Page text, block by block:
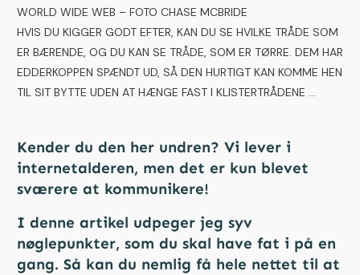
WORLD WIDE WEB – FOTO CHASE MCBRIDE
HVIS DU KIGGER GODT EFTER, KAN DU SE HVILKE TRÅDE SOM
ER BÆRENDE, OG DU KAN SE TRÅDE, SOM ER TØRRE. DEM HAR
EDDERKOPPEN SPÆNDT UD, SÅ DEN HURTIGT KAN KOMME HEN
TIL SIT BYTTE UDEN AT HÆNGE FAST I KLISTERTRÅDENE ...
Kender du den her undren? Vi lever i
internetalderen, men det er kun blevet
sværere at kommunikere!
I denne artikel udpeger jeg syv
nøglepunkter, som du skal have fat i på en
gang. Så kan du nemlig få hele nettet til at